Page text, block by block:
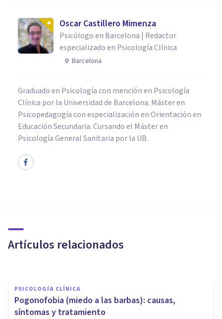
Oscar Castillero Mimenza
Psicólogo en Barcelona | Redactor
especializado en Psicología Clínica
Barcelona
Graduado en Psicología con mención en Psicología
Clínica por la Universidad de Barcelona. Máster en
Psicopedagogía con especialización en Orientación en
Educación Secundaria. Cursando el Máster en
Psicología General Sanitaria por la UB.
Artículos relacionados
alternativo
PSICOLOGÍA CLÍNICA
Pogonofobia (miedo a las barbas): causas,
síntomas y tratamiento